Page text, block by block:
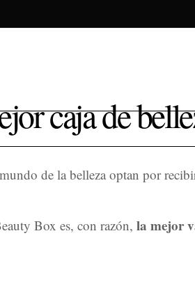
caja de
de la belleza optan por
Box es, con razón,la mejor